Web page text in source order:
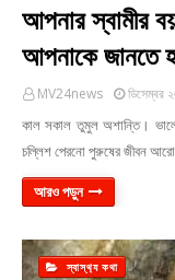
আপনার স্বামীর
আপনাকে জানতে
MV24news ডিসেম্বর
কাল সকাল তুমুল অশান্তি।
চল্লিশ পেরনো পুরুষের জীবন
আরও পড়ুন
স্বাস্থ‍্য কথা